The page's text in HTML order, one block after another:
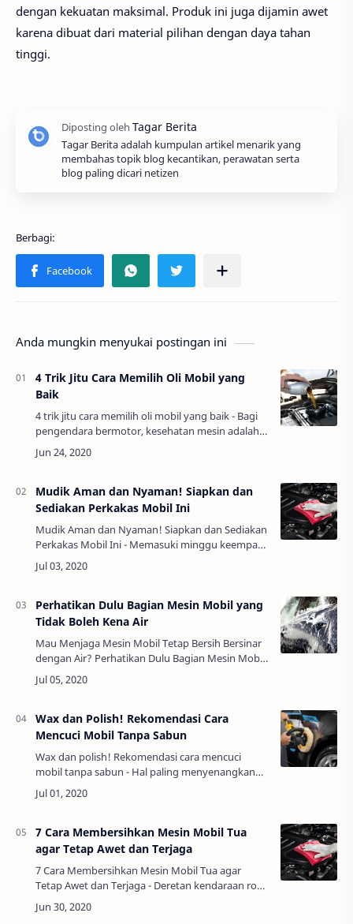
dengan kekuatan maksimal. Produk ini juga dijamin awet
karena dibuat dari material pilihan dengan daya tahan
tinggi.
Tagar Berita adalah kumpulan artikel menarik yang
membahas topik blog kecantikan, perawatan serta
blog paling dicari netizen
Anda mungkin menyukai postingan ini
4 Trik Jitu Cara Memilih Oli Mobil yang
Baik
4 trik jitu cara memilih oli mobil yang baik - Bagi
pengendara bermotor, kesehatan mesin adalah
hal utama yang harus diperhatikan. Begitupun
dengan komponen sparepartnya. Gak mau k…
Mudik Aman dan Nyaman! Siapkan dan
Sediakan Perkakas Mobil Ini
Mudik Aman dan Nyaman! Siapkan dan Sediakan
Perkakas Mobil Ini - Memasuki minggu keempat
Ramadhan tentunya sudah banyak masyarakat
yang mempersiapkan segala hal untuk mudik
Perhatikan Dulu Bagian Mesin Mobil yang
Tidak Boleh Kena Air
Mau Menjaga Mesin Mobil Tetap Bersih Bersinar
dengan Air? Perhatikan Dulu Bagian Mesin Mobil
yang Tidak Boleh Kena Air - Pada sebuah
kendaraan bermotor, mesin adalah komponen
Wax dan Polish! Rekomendasi Cara
Mencuci Mobil Tanpa Sabun
Wax dan polish! Rekomendasi cara mencuci
mobil tanpa sabun - Hal paling menyenangkan
saat memiliki mobil adalah melihatnya tetap
bersih dan mulus. Saat mobil terlihat kotor,
7 Cara Membersihkan Mesin Mobil Tua
agar Tetap Awet dan Terjaga
7 Cara Membersihkan Mesin Mobil Tua agar
Tetap Awet dan Terjaga - Deretan kendaraan roda
empat versi terbaru yang bertengger di berbagai
showroom akan mencuri perhatian siapa saja …